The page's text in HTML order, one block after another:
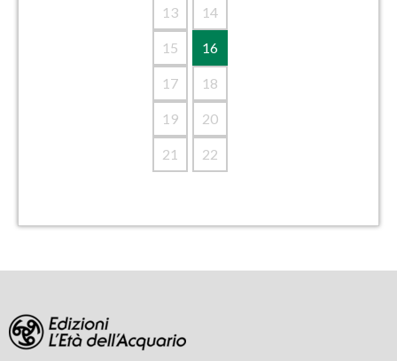
13 14
15 16
17 18
19 20
21 22